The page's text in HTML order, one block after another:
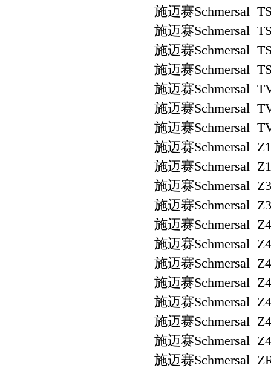
施迈赛Schmersal
施迈赛Schmersal
施迈赛Schmersal
施迈赛Schmersal
施迈赛Schmersal
施迈赛Schmersal
施迈赛Schmersal
施迈赛Schmersal
施迈赛Schmersal
施迈赛Schmersal
施迈赛Schmersal
施迈赛Schmersal
施迈赛Schmersal
施迈赛Schmersal
施迈赛Schmersal
施迈赛Schmersal
施迈赛Schmersal
施迈赛Schmersal
施迈赛Schmersal